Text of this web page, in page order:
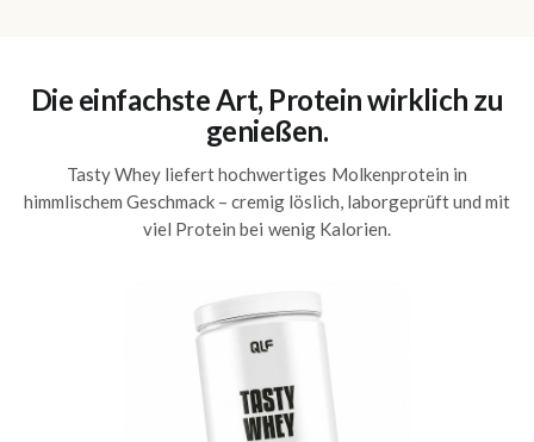
Die einfachste Art, Protein wirklich zu
genießen.
Tasty Whey liefert hochwertiges Molkenprotein in
himmlischem Geschmack – cremig löslich, laborgeprüft und mit
viel Protein bei wenig Kalorien.